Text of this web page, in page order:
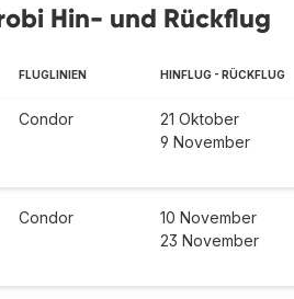
Hin- und Rückflug
FLUGLINIEN HINFLUG - RÜCKFLUG
Condor
21 Oktober
9 November
Condor
10 November
23 November